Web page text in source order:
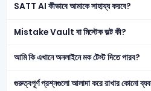
SATT AI কীভাবে আমাকে সাহায্য করবে?
Mistake Vault বা মিস্টেক ভল্ট কী?
আমি কি এখানে অনলাইনে মক টেস্ট দিতে পারব?
গুরুত্বপূর্ণ প্রশ্নগুলো আলাদা করে রাখার কোনো